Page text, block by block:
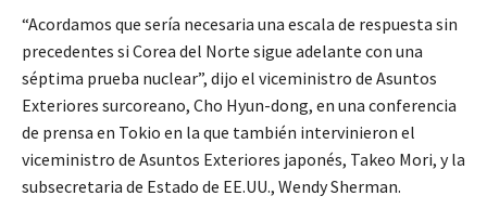
“Acordamos que sería necesaria una escala de respuesta sin
precedentes si Corea del Norte sigue adelante con una
séptima prueba nuclear”, dijo el viceministro de Asuntos
Exteriores surcoreano, Cho Hyun-dong, en una conferencia
de prensa en Tokio en la que también intervinieron el
viceministro de Asuntos Exteriores japonés, Takeo Mori, y la
subsecretaria de Estado de EE.UU., Wendy Sherman.